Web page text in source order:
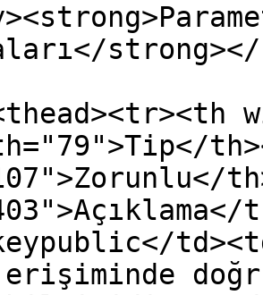
strong></
erişiminde